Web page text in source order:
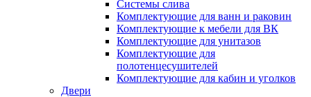
Системы слива
Комплектующие для ванн и раковин
Комплектующие к мебели для ВК
Комплектующие для унитазов
Комплектующие для
полотенцесушителей
Комплектующие для кабин и уголков
Двери